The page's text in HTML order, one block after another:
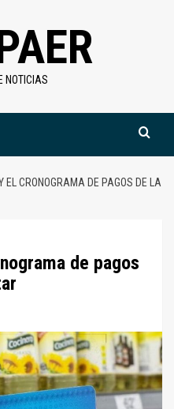
NOTICIAS
EL CRONOGRAMA DE PAGOS DE LA
de pagos